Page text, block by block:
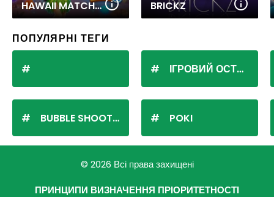
HAWAII MATCH 6 BRICKZ
ПОПУЛЯРНІ ТЕГИ
BUBBLE SHOOTER
ІГРОВИЙ ОСТРІВ
POKI
© 2026 Всі права захищені
ПРИНЦИПИ ВИЗНАЧЕННЯ ПРІОРИТЕТНОСТІ